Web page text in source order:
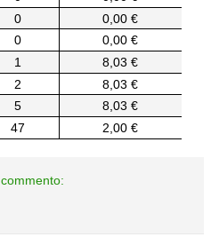
0
0,00 €
0
0,00 €
1
8,03 €
2
8,03 €
5
8,03 €
47 2,00 €